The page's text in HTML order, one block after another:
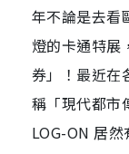
年不論是去看
燈的卡通特展
券」！最近在
稱「現代都市
LOG-ON 居